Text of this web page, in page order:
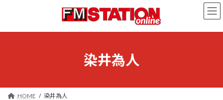
ン
ー
染井為人
HOME 染井為人